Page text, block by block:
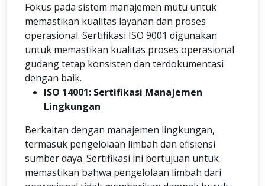
Fokus pada sistem manajemen mutu untuk
memastikan kualitas layanan dan proses
operasional. Sertifikasi ISO 9001 digunakan
untuk memastikan kualitas proses operasional
gudang tetap konsisten dan terdokumentasi
dengan baik.
ISO 14001: Sertifikasi Manajemen
Lingkungan
Berkaitan dengan manajemen lingkungan,
termasuk pengelolaan limbah dan efisiensi
sumber daya. Sertifikasi ini bertujuan untuk
memastikan bahwa pengelolaan limbah dari